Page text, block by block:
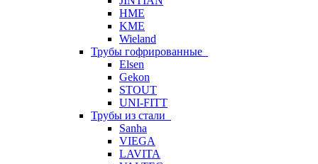
HME
KME
Wieland
Трубы гофрированные
Elsen
Gekon
STOUT
UNI-FITT
Трубы из стали
Sanha
VIEGA
LAVITA